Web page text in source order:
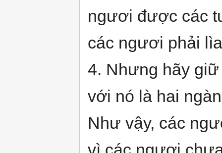
ngươi được các
các ngươi phải
4. Nhưng hãy
với nó là hai
Như vậy, các